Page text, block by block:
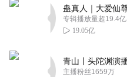
专辑播放量超19.4亿
19.05亿
主播粉丝1659万